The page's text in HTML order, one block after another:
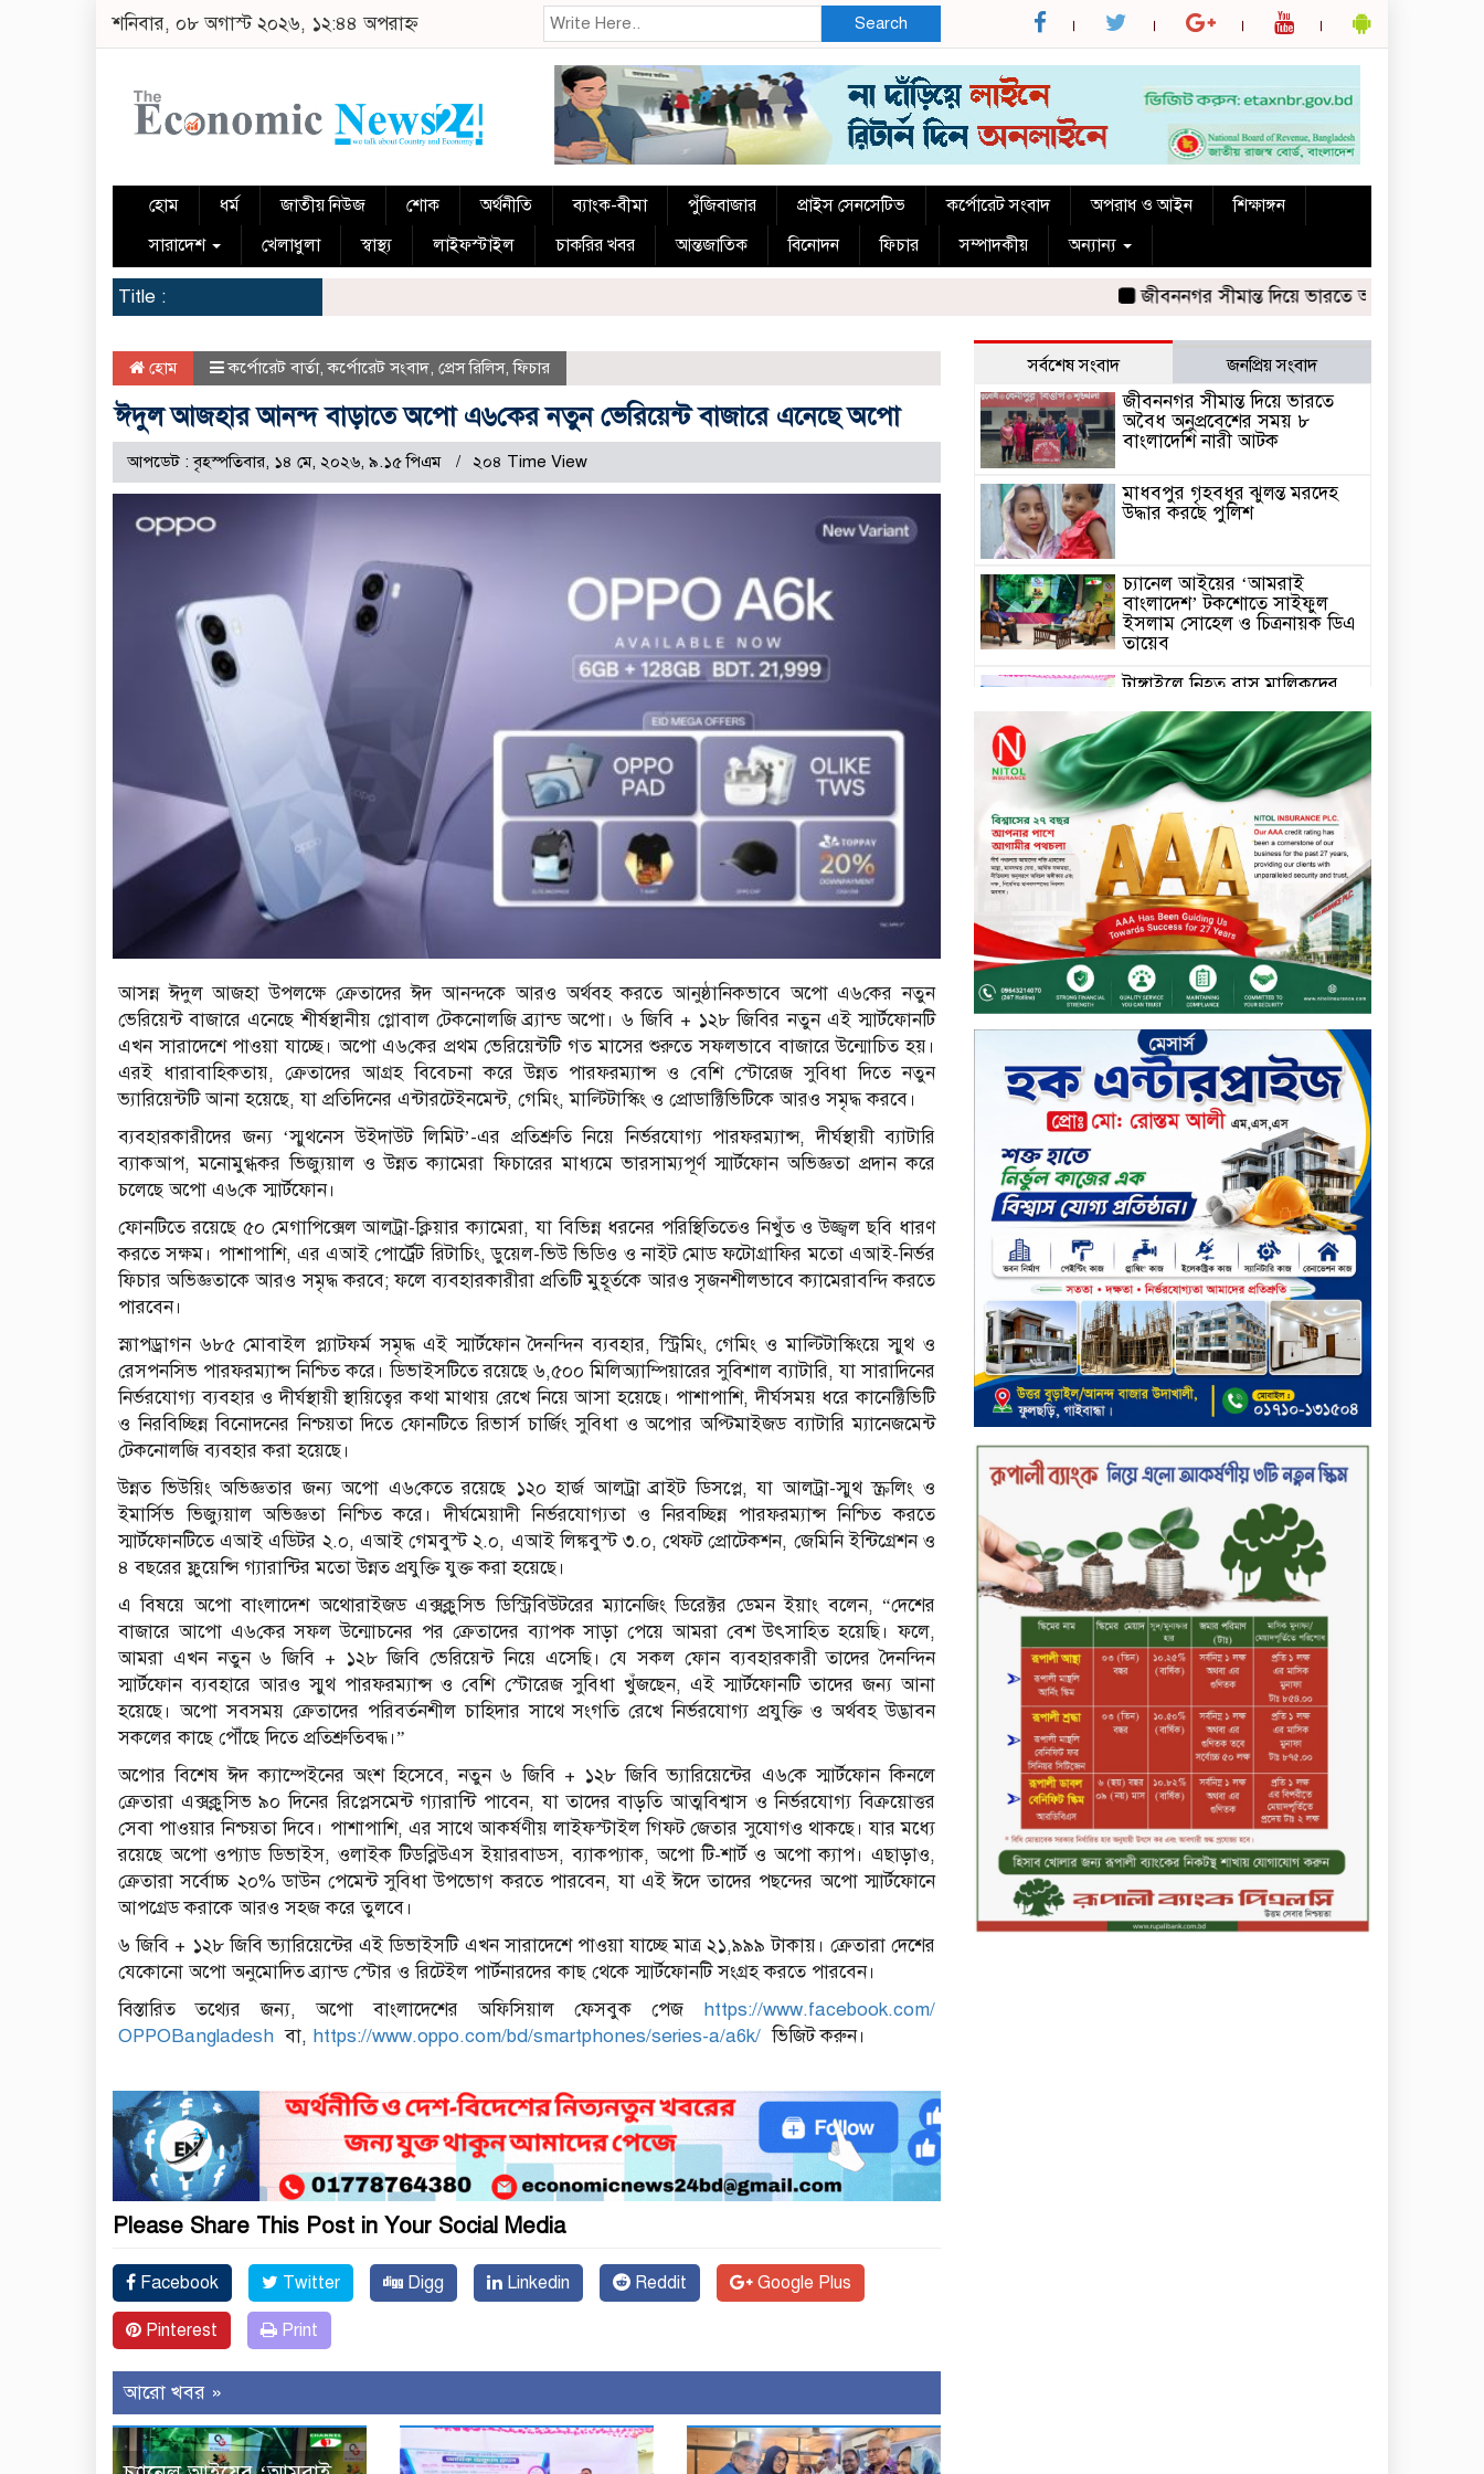
শনিবার, ০৮ অগাস্ট ২০২৬, ১২:৪৪ অপরাহ্ন Search
হোম ধর্ম জাতীয় নিউজ শোক অর্থনীতি ব্যাংক-বীমা পুঁজিবাজার প্রাইস সেনসেটিভ কর্পোরেট সংবাদ অপরাধ ও আইন
শিক্ষাঙ্গন
সারাদেশ
খেলাধুলা স্বাস্থ্য লাইফস্টাইল চাকরির খবর আন্তজাতিক বিনোদন ফিচার সম্পাদকীয় অন্যান্য
Title : জীবননগর সীমান্ত দিয়ে ভারতে অবৈধ অনুপ্রবেশের
হোম কর্পোরেট বার্তা,কর্পোরেট সংবাদ, প্রেস রিলিস,ফিচার
ঈদুল আজহার আনন্দ বাড়াতে অপো এ৬কের নতুন ভেরিয়েন্ট বাজারে এনেছে অপো
আপডেট : বৃহস্পতিবার, ১৪ মে, ২০২৬, ৯.১৫ পিএম ২০৪ Time View
আসন্ন ঈদুল আজহা উপলক্ষে ক্রেতাদের ঈদ আনন্দকে আরও অর্থবহ করতে আনুষ্ঠানিকভাবে অপো এ৬কের নতুন
ভেরিয়েন্ট বাজারে এনেছে শীর্ষস্থানীয় গ্লোবাল টেকনোলজি ব্র্যান্ড অপো। ৬ জিবি + ১২৮ জিবির নতুন এই স্মার্টফোনটি
এখন সারাদেশে পাওয়া যাচ্ছে। অপো এ৬কের প্রথম ভেরিয়েন্টটি গত মাসের শুরুতে সফলভাবে বাজারে উন্মোচিত হয়।
এরই ধারাবাহিকতায়, ক্রেতাদের আগ্রহ বিবেচনা করে উন্নত পারফরম্যান্স ও বেশি স্টোরেজ সুবিধা দিতে নতুন
ভ্যারিয়েন্টটি আনা হয়েছে, যা প্রতিদিনের এন্টারটেইনমেন্ট, গেমিং, মাল্টিটাস্কিং ও প্রোডাক্টিভিটিকে আরও সমৃদ্ধ করবে।
ব্যবহারকারীদের জন্য ‘স্মুথনেস উইদাউট লিমিট’-এর প্রতিশ্রুতি নিয়ে নির্ভরযোগ্য পারফরম্যান্স, দীর্ঘস্থায়ী ব্যাটারি
ব্যাকআপ, মনোমুগ্ধকর ভিজ্যুয়াল ও উন্নত ক্যামেরা ফিচারের মাধ্যমে ভারসাম্যপূর্ণ স্মার্টফোন অভিজ্ঞতা প্রদান করে
চলেছে অপো এ৬কে স্মার্টফোন।
ফোনটিতে রয়েছে ৫০ মেগাপিক্সেল আলট্রা-ক্লিয়ার ক্যামেরা, যা বিভিন্ন ধরনের পরিস্থিতিতেও নিখুঁত ও উজ্জ্বল ছবি ধারণ
করতে সক্ষম। পাশাপাশি, এর এআই পোর্ট্রেট রিটাচিং, ডুয়েল-ভিউ ভিডিও ও নাইট মোড ফটোগ্রাফির মতো এআই-নির্ভর
ফিচার অভিজ্ঞতাকে আরও সমৃদ্ধ করবে; ফলে ব্যবহারকারীরা প্রতিটি মুহূর্তকে আরও সৃজনশীলভাবে ক্যামেরাবন্দি করতে
পারবেন।
স্ন্যাপড্রাগন ৬৮৫ মোবাইল প্ল্যাটফর্ম সমৃদ্ধ এই স্মার্টফোন দৈনন্দিন ব্যবহার, স্ট্রিমিং, গেমিং ও মাল্টিটাস্কিংয়ে স্মুথ ও
রেসপনসিভ পারফরম্যান্স নিশ্চিত করে। ডিভাইসটিতে রয়েছে ৬,৫০০ মিলিঅ্যাম্পিয়ারের সুবিশাল ব্যাটারি, যা সারাদিনের
নির্ভরযোগ্য ব্যবহার ও দীর্ঘস্থায়ী স্থায়িত্বের কথা মাথায় রেখে নিয়ে আসা হয়েছে। পাশাপাশি, দীর্ঘসময় ধরে কানেক্টিভিটি
ও নিরবিচ্ছিন্ন বিনোদনের নিশ্চয়তা দিতে ফোনটিতে রিভার্স চার্জিং সুবিধা ও অপোর অপ্টিমাইজড ব্যাটারি ম্যানেজমেন্ট
টেকনোলজি ব্যবহার করা হয়েছে।
উন্নত ভিউয়িং অভিজ্ঞতার জন্য অপো এ৬কেতে রয়েছে ১২০ হার্জ আলট্রা ব্রাইট ডিসপ্লে, যা আলট্রা-স্মুথ স্ক্রলিং ও
ইমার্সিভ ভিজ্যুয়াল অভিজ্ঞতা নিশ্চিত করে। দীর্ঘমেয়াদী নির্ভরযোগ্যতা ও নিরবচ্ছিন্ন পারফরম্যান্স নিশ্চিত করতে
স্মার্টফোনটিতে এআই এডিটর ২.০, এআই গেমবুস্ট ২.০, এআই লিঙ্কবুস্ট ৩.০, থেফট প্রোটেকশন, জেমিনি ইন্টিগ্রেশন ও
৪ বছরের ফ্লুয়েন্সি গ্যারান্টির মতো উন্নত প্রযুক্তি যুক্ত করা হয়েছে।
এ বিষয়ে অপো বাংলাদেশ অথোরাইজড এক্সক্লুসিভ ডিস্ট্রিবিউটরের ম্যানেজিং ডিরেক্টর ডেমন ইয়াং বলেন, “দেশের
বাজারে আপো এ৬কের সফল উন্মোচনের পর ক্রেতাদের ব্যাপক সাড়া পেয়ে আমরা বেশ উৎসাহিত হয়েছি। ফলে,
আমরা এখন নতুন ৬ জিবি + ১২৮ জিবি ভেরিয়েন্ট নিয়ে এসেছি। যে সকল ফোন ব্যবহারকারী তাদের দৈনন্দিন
স্মার্টফোন ব্যবহারে আরও স্মুথ পারফরম্যান্স ও বেশি স্টোরেজ সুবিধা খুঁজছেন, এই স্মার্টফোনটি তাদের জন্য আনা
হয়েছে। অপো সবসময় ক্রেতাদের পরিবর্তনশীল চাহিদার সাথে সংগতি রেখে নির্ভরযোগ্য প্রযুক্তি ও অর্থবহ উদ্ভাবন
সকলের কাছে পৌঁছে দিতে প্রতিশ্রুতিবদ্ধ।”
অপোর বিশেষ ঈদ ক্যাম্পেইনের অংশ হিসেবে, নতুন ৬ জিবি + ১২৮ জিবি ভ্যারিয়েন্টের এ৬কে স্মার্টফোন কিনলে
ক্রেতারা এক্সক্লুসিভ ৯০ দিনের রিপ্লেসমেন্ট গ্যারান্টি পাবেন, যা তাদের বাড়তি আত্মবিশ্বাস ও নির্ভরযোগ্য বিক্রয়োত্তর
সেবা পাওয়ার নিশ্চয়তা দিবে। পাশাপাশি, এর সাথে আকর্ষণীয় লাইফস্টাইল গিফট জেতার সুযোগও থাকছে। যার মধ্যে
রয়েছে অপো ওপ্যাড ডিভাইস, ওলাইক টিডব্লিউএস ইয়ারবাডস, ব্যাকপ্যাক, অপো টি-শার্ট ও অপো ক্যাপ। এছাড়াও,
ক্রেতারা সর্বোচ্চ ২০% ডাউন পেমেন্ট সুবিধা উপভোগ করতে পারবেন, যা এই ঈদে তাদের পছন্দের অপো স্মার্টফোনে
আপগ্রেড করাকে আরও সহজ করে তুলবে।
৬ জিবি + ১২৮ জিবি ভ্যারিয়েন্টের এই ডিভাইসটি এখন সারাদেশে পাওয়া যাচ্ছে মাত্র ২১,৯৯৯ টাকায়। ক্রেতারা দেশের
যেকোনো অপো অনুমোদিত ব্র্যান্ড স্টোর ও রিটেইল পার্টনারদের কাছ থেকে স্মার্টফোনটি সংগ্রহ করতে পারবেন।
বিস্তারিত তথ্যের জন্য, অপো বাংলাদেশের অফিসিয়াল ফেসবুক পেজ https://www.facebook.com/
OPPOBangladesh বা, https://www.oppo.com/bd/smartphones/series-a/a6k/ ভিজিট করুন।
Please Share This Post in Your Social Media
Facebook Twitter Digg Linkedin Reddit Google Plus
Pinterest Print
আরো খবর »
সর্বশেষ সংবাদ জনপ্রিয় সংবাদ
জীবননগর সীমান্ত দিয়ে ভারতে
অবৈধ অনুপ্রবেশের সময় ৮
বাংলাদেশি নারী আটক
মাধবপুর গৃহবধূর ঝুলন্ত মরদেহ
উদ্ধার করছে পুলিশ
চ্যানেল আইয়ের ‘আমরাই
বাংলাদেশ’ টকশোতে সাইফুল
ইসলাম সোহেল ও চিত্রনায়ক ডিএ
তায়েব
টাঙ্গাইলে নিহত বাস মালিকদের
প্রদান
টাঙ্গাইলে ভাষা কর্মশালা ও পুরষ্কার
বিতরণ
সড়ক নিরাপত্তায় বিশেষ অবদান
রাখায় নিসচা বিশেষ সম্মাননা
পেলেন লায়ন গনি মিয়া বাবুল
মার্কেন্টাইল ব্যাংকের নির্বাহী
কমিটির চেয়ারম্যান হলেন
আনোয়ারুল হক
সপ্তাহের শেষ কার্যদিবসে
লেনদেনের তালিকায় শীর্ষে উঠে
এসেছে শার্প ইন্ডাস্ট্রিজ
সপ্তাহের শেষ কার্যদিবসে
দরপতনের শীর্ষে সেনা ইন্স্যুরেন্স
সপ্তাহের শেষ কার্যদিবসে দরবৃদ্ধির
শীর্ষে নিটল ইন্স্যুরেন্স
সিলেটের ওসমানীনগরে দুই বাসের
মুখোমুখি সংঘর্ষে ৮ জন নিহত
২০২৯ সালের মধ্যে বাংলাদেশের
সবচেয়ে বিশ্বস্ত, টেকসই ও
ক্যাশলেস ব্যাংক হওয়ার লক্ষ্য
নিয়ে ‘ভিশন ২০২৯’ উন্মোচন করল
কমিউনিটি ব্যাংক বাংলাদেশ
পিএলসি
শিক্ষার্থীদের জন্য দারাজে
এক্সক্লুসিভ ডিসকাউন্ট নিয়ে আসছে
রিয়েলমি সি১০০এক্স
পরিবারের কাছে কিশোরের
কান্নাজড়িত কণ্ঠ শোনিয়ে ১২ লাখ
টাকা মুক্তিপণ দাবি, টাকা না পেয়ে
শ্বাসরোধে হত্যা—আলোচিত
রাফিজ হত্যা মামলার অন্যতম
আসামি গাজীপুর থেকে গ্রেফতার
নড়াইলে বিএনপির ৬ নেতার
বহিষ্কারাদেশ প্রত্যাহার